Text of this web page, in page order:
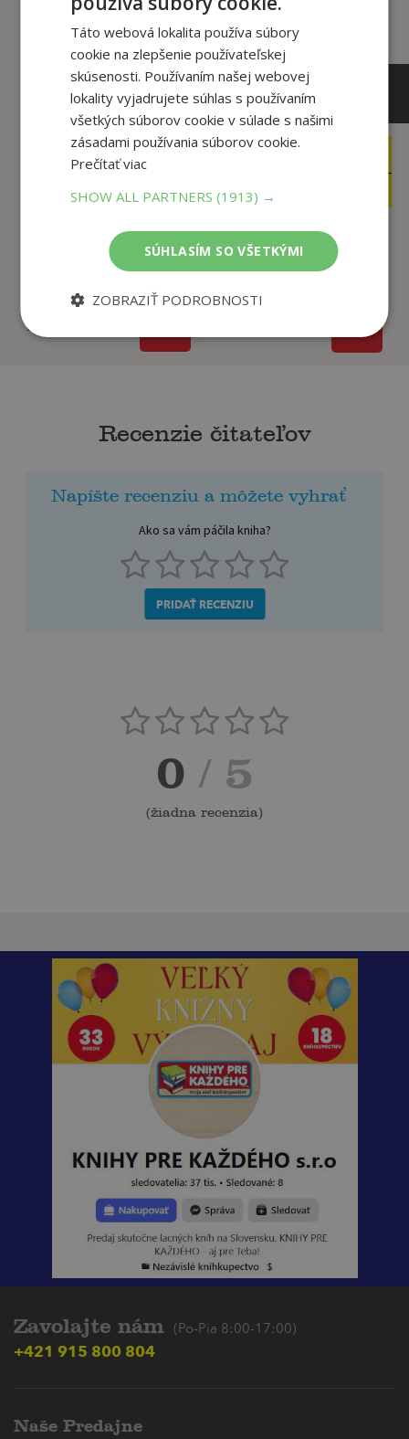
32
19 €
Bratislava
Na sklade
Slovensko obrázkový
sprievodca ANG - ...
Recenzie čitateľov
Napíšte recenziu a môžete vyhrať
Ako sa vám páčila kniha?
PRIDAŤ RECENZIU
0 / 5
(žiadna recenzia)
Zavolajte nám (Po-Pia 8:00-17:00)
+421 915 800 804
Naše Predajne
Táto webová lokalita používa súbory
cookie na zlepšenie používateľskej
skúsenosti. Používaním našej webovej
lokality vyjadrujete súhlas s používaním
všetkých súborov cookie v súlade s našimi
zásadami používania súborov cookie.
Prečítať viac
SHOW ALL PARTNERS(1913) →
SÚHLASÍM SO VŠETKÝMI
ZOBRAZIŤ PODROBNOSTI